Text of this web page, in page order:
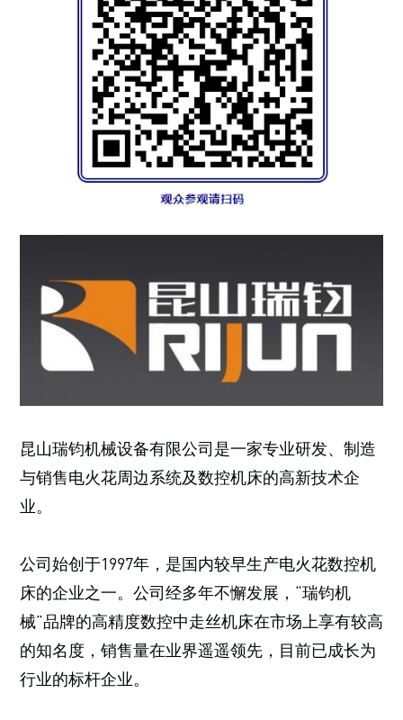
昆山瑞钧机械设备有限公司是一家专业研发、制造
与销售电火花周边系统及数控机床的高新技术企
业。
公司始创于1997年，是国内较早生产电火花数控机
床的企业之一。公司经多年不懈发展，“瑞钧机
械”品牌的高精度数控中走丝机床在市场上享有较高
的知名度，销售量在业界遥遥领先，目前已成长为
行业的标杆企业。